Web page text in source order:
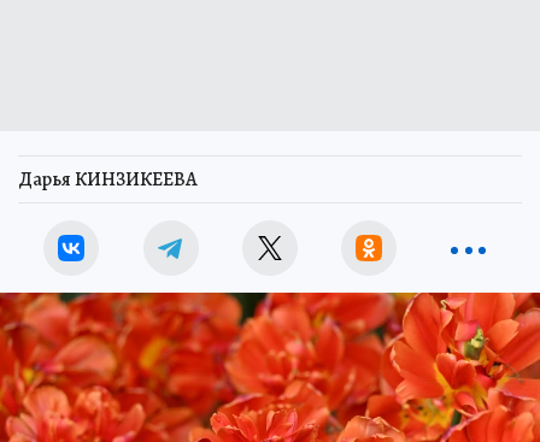
Дарья КИНЗИКЕЕВА